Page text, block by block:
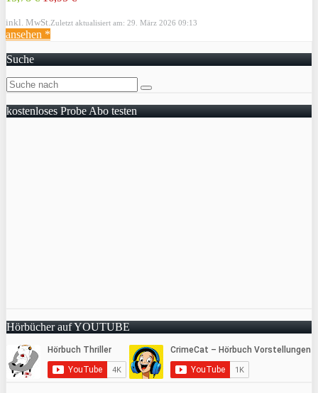
inkl. MwSt. Zuletzt aktualisiert am: 29. März 2026 09:13
ansehen *
Suche
kostenloses Probe Abo testen
Hörbücher auf YOUTUBE